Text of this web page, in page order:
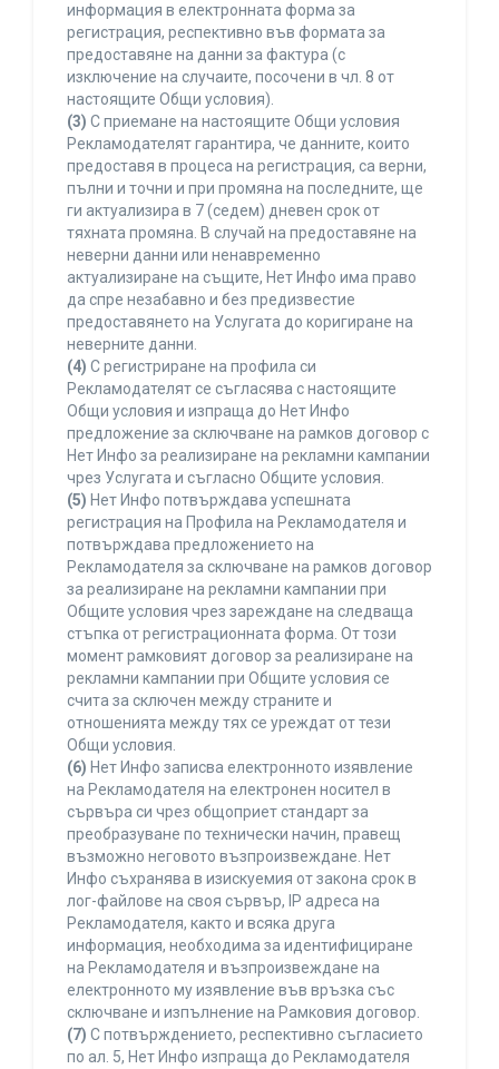
информация в електронната форма за
регистрация, респективно във формата за
предоставяне на данни за фактура (с
изключение на случаите, посочени в чл. 8 от
настоящите Общи условия).
(3) С приемане на настоящите Общи условия
Рекламодателят гарантира, че данните, които
предоставя в процеса на регистрация, са верни,
пълни и точни и при промяна на последните, ще
ги актуализира в 7 (седем) дневен срок от
тяхната промяна. В случай на предоставяне на
неверни данни или ненавременно
актуализиране на същите, Нет Инфо има право
да спре незабавно и без предизвестие
предоставянето на Услугата до коригиране на
неверните данни.
(4) С регистриране на профила си
Рекламодателят се съгласява с настоящите
Общи условия и изпраща до Нет Инфо
предложение за сключване на рамков договор с
Нет Инфо за реализиране на рекламни кампании
чрез Услугата и съгласно Общите условия.
(5) Нет Инфо потвърждава успешната
регистрация на Профила на Рекламодателя и
потвърждава предложението на
Рекламодателя за сключване на рамков договор
за реализиране на рекламни кампании при
Общите условия чрез зареждане на следваща
стъпка от регистрационната форма. От този
момент рамковият договор за реализиране на
рекламни кампании при Общите условия се
счита за сключен между страните и
отношенията между тях се уреждат от тези
Общи условия.
(6) Нет Инфо записва електронното изявление
на Рекламодателя на електронен носител в
сървъра си чрез общоприет стандарт за
преобразуване по технически начин, правещ
възможно неговото възпроизвеждане. Нет
Инфо съхранява в изискуемия от закона срок в
лог-файлове на своя сървър, IP адреса на
Рекламодателя, както и всяка друга
информация, необходима за идентифициране
на Рекламодателя и възпроизвеждане на
електронното му изявление във връзка със
сключване и изпълнение на Рамковия договор.
(7) С потвърждението, респективно съгласието
по ал. 5, Нет Инфо изпраща до Рекламодателя